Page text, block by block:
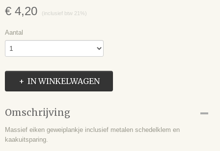
€ 4,20 (inclusief btw 21%)
Aantal
IN WINKELWAGEN
Omschrijving
Massief eiken geweiplankje inclusief metalen schedelklem en
kaakuitsparing.